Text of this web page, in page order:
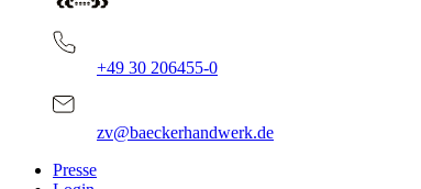
+49 30 206455-0
zv@baeckerhandwerk.de
Presse